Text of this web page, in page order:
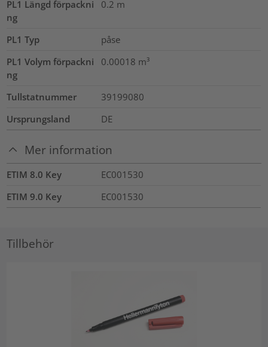
PL1 Längd förpackni
ng
0.2 m
PL1 Typ
påse
PL1 Volym förpackni
ng
0.00018 m³
Tullstatnummer
39199080
Ursprungsland
DE
Mer information
ETIM 8.0 Key
EC001530
ETIM 9.0 Key
EC001530
Tillbehör